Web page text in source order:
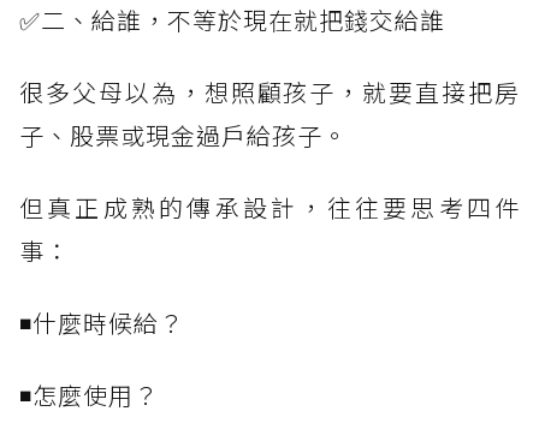
✅二、給誰，不等於現在就把錢交給誰
很多父母以為，想照顧孩子，就要直接把房
子、股票或現金過戶給孩子。
但真正成熟的傳承設計，往往要思考四件
事：
◾什麼時候給？
◾怎麼使用？